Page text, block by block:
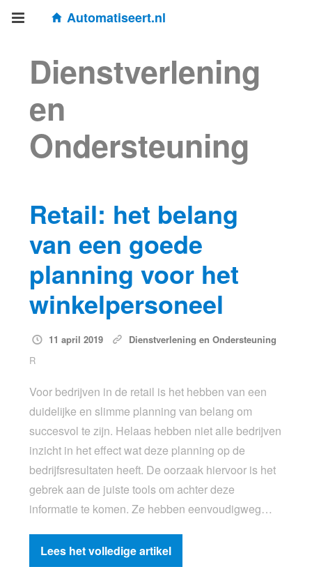
Automatiseert.nl
Dienstverlening
en
Ondersteuning
Retail: het belang
van een goede
planning voor het
winkelpersoneel
11 april 2019
Dienstverlening en Ondersteuning
R
Voor bedrijven in de retail is het hebben van een
duidelijke en slimme planning van belang om
succesvol te zijn. Helaas hebben niet alle bedrijven
inzicht in het effect wat deze planning op de
bedrijfsresultaten heeft. De oorzaak hiervoor is het
gebrek aan de juiste tools om achter deze
informatie te komen. Ze hebben eenvoudigweg…
Lees het volledige artikel